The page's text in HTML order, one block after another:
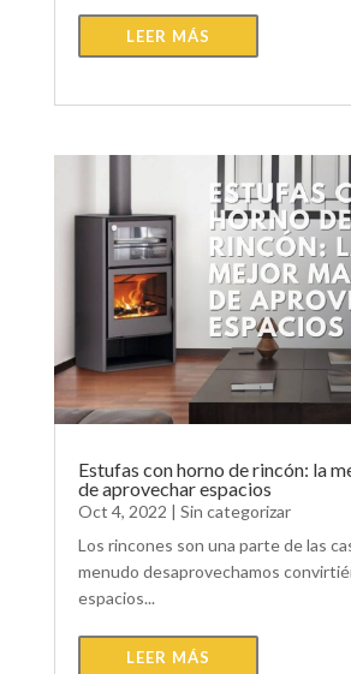
LEER MÁS
Estufas con horno de rincón: la
de aprovechar espacios
Oct 4, 2022 | Sin categorizar
Los rincones son una parte de las
menudo desaprovechamos
espacios...
LEER MÁS